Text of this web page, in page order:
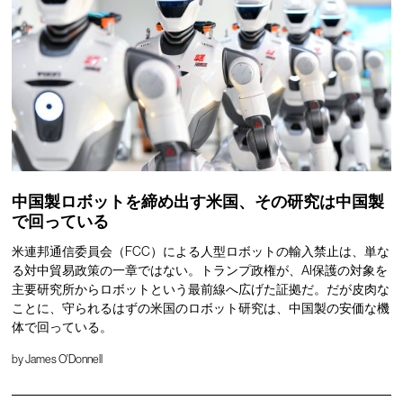
中国製ロボットを締め出す米国、その研究は中国製
で回っている
米連邦通信委員会（FCC）による人型ロボットの輸入禁止は、単な
る対中貿易政策の一章ではない。トランプ政権が、AI保護の対象を
主要研究所からロボットという最前線へ広げた証拠だ。だが皮肉な
ことに、守られるはずの米国のロボット研究は、中国製の安価な機
体で回っている。
byJames O'Donnell